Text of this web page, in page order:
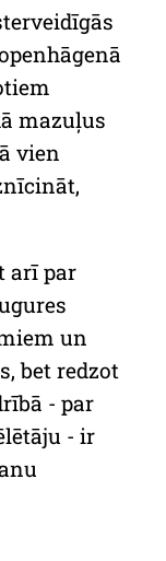
mazuļus
vien
arī par
un
bet redzot
- par
- ir